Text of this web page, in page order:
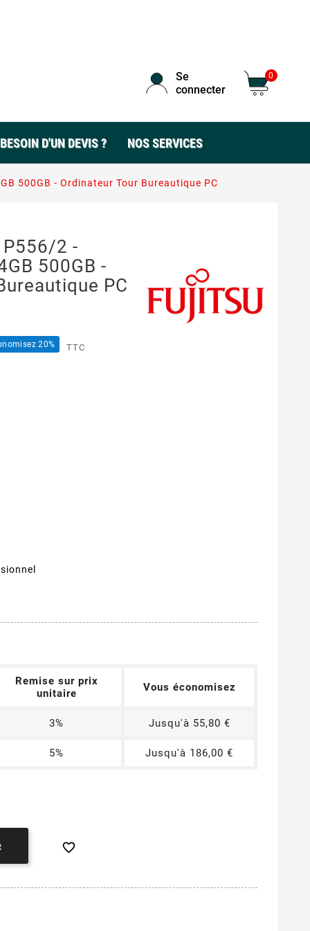
Se
connecter
0
BESOIN D'UN DEVIS ? NOS SERVICES
500GB - Ordinateur Tour Bureautique PC
P556/2 -
500GB -
PC
20% TTC
Remise sur prix
unitaire
Vous économisez
3% Jusqu'à 55,80 €
5% Jusqu'à 186,00 €
